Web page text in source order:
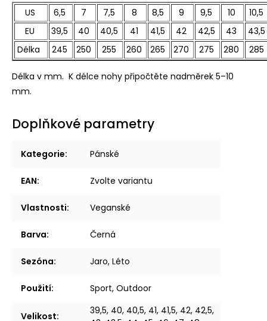
US 6,5 7 7,5 8 8,5 9 9,5 10
10,5
EU
39,5 40 40,5 41 41,5 42 42,5 43
43,5
Délka
245 250 255 260 265 270 275 280 285
Délka v mm. K délce nohy připočtěte nadměrek 5–10
mm.
Doplňkové parametry
Kategorie: Pánské
EAN: Zvolte variantu
Vlastnosti: Veganské
Barva: Černá
Sezóna: Jaro, Léto
Použití: Sport, Outdoor
Velikost:
39,5, 40, 40,5, 41, 41,5, 42, 42,5,